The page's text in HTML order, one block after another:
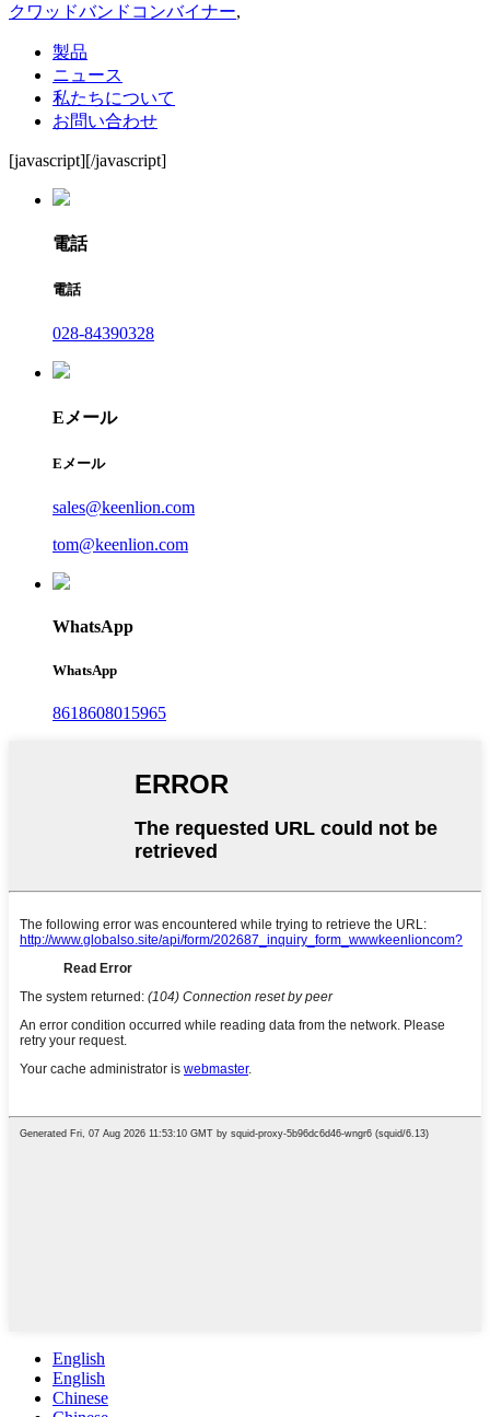
クワッドバンドコンバイナー,
製品
ニュース
私たちについて
お問い合わせ
[javascript][/javascript]
電話
電話
028-84390328
Eメール
Eメール
sales@keenlion.com
tom@keenlion.com
WhatsApp
WhatsApp
8618608015965
English
English
Chinese